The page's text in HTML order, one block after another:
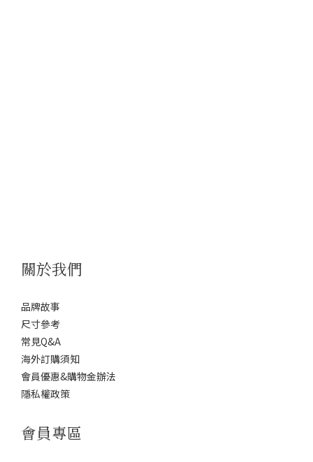
關於我們
品牌故事
尺寸參考
常見Q&A
海外訂購須知
會員優惠&購物金辦法
隱私權政策
會員專區